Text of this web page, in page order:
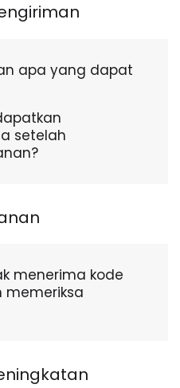
apa yang dapat
setelah
menerima kode
memeriksa